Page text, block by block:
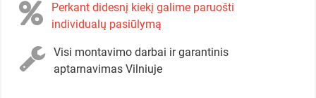
Perkant didesnį kiekį galime paruošti
individualų pasiūlymą
Visi montavimo darbai ir garantinis
aptarnavimas Vilniuje